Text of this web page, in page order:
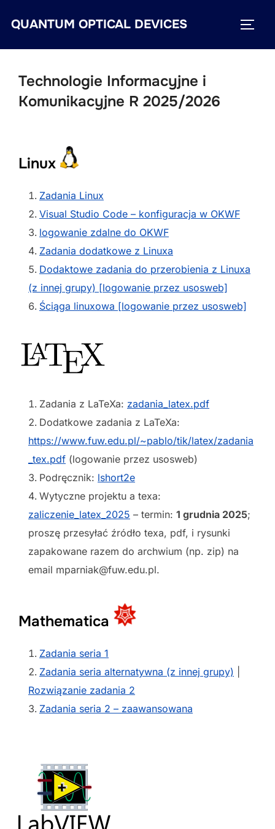
QUANTUM OPTICAL DEVICES
Technologie Informacyjne i
Komunikacyjne R 2025/2026
Linux
Zadania Linux
Visual Studio Code – konfiguracja w OKWF
logowanie zdalne do OKWF
Zadania dodatkowe z Linuxa
Dodaktowe zadania do przerobienia z Linuxa
(z innej grupy) [logowanie przez usosweb]
Ściąga linuxowa [logowanie przez usosweb]
Zadania z LaTeXa: zadania_latex.pdf
Dodatkowe zadania z LaTeXa:
https://www.fuw.edu.pl/~pablo/tik/latex/zadania
_tex.pdf (logowanie przez usosweb)
Podręcznik: lshort2e
Wytyczne projektu a texa:
zaliczenie_latex_2025 – termin: 1 grudnia 2025;
proszę przesyłać źródło texa, pdf, i rysunki
zapakowane razem do archwium (np. zip) na
email mparniak@fuw.edu.pl.
Mathematica
Zadania seria 1
Zadania seria alternatywna (z innej grupy)
Rozwiązanie zadania 2
Zadania seria 2 – zaawansowana